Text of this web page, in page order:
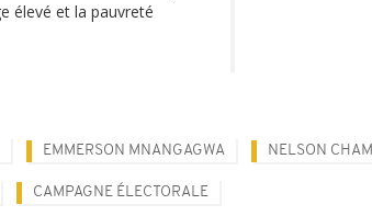
élevé et la pauvreté
EMMERSON MNANGAGWA NELSON
CAMPAGNE ÉLECTORALE